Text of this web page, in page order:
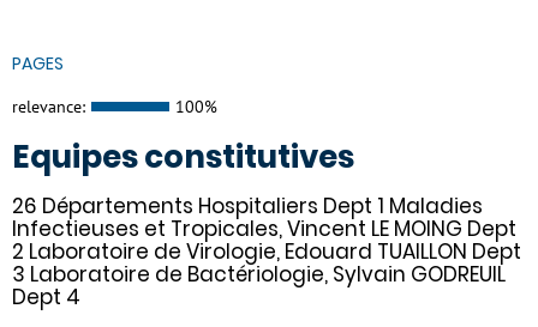
PAGES
relevance: 100%
Equipes constitutives
26 Départements Hospitaliers Dept 1 Maladies
Infectieuses et Tropicales, Vincent LE MOING Dept
2 Laboratoire de Virologie, Edouard TUAILLON Dept
3 Laboratoire de Bactériologie, Sylvain GODREUIL
Dept 4